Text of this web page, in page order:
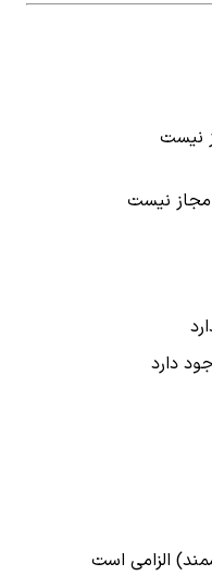
نیست
مجاز نیست
دارد
الزامی است